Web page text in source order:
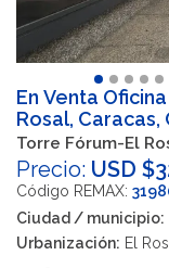
En Venta
Rosal, Caracas,
Torre Fórum-El
Precio: USD
Código REMAX:
Ciudad / municipio:
Urbanización: El